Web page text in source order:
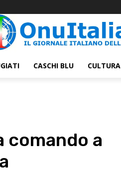
CASCHI BLU CULTURA
comando a